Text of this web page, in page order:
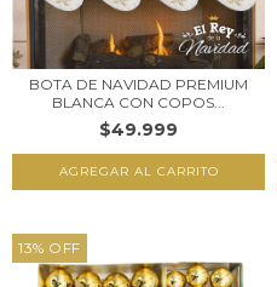
BOTA DE NAVIDAD PREMIUM
BLANCA CON COPOS...
$49.999
13% OFF